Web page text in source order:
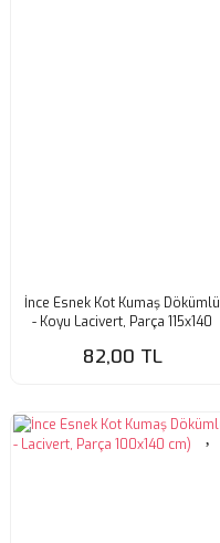
İnce Esnek Kot Kumaş Dökümlü
- Koyu Lacivert, Parça 115x140
82,00 TL